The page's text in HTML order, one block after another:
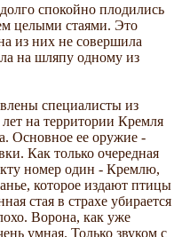
спокойно плодились
целыми стаями. Это
из них не совершила
на шляпу одному из
специалисты из
на территории Кремля
Основное ее оружие -
Как только очередная
номер один - Кремлю,
которое издают птицы
стая в страхе убирается
Ворона, как уже
умная. Только звуком с